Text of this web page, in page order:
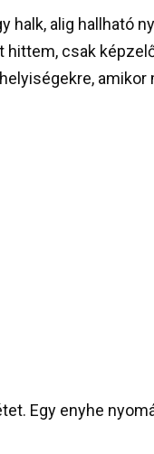
halk, alig hallható
hittem, csak
Egy enyhe